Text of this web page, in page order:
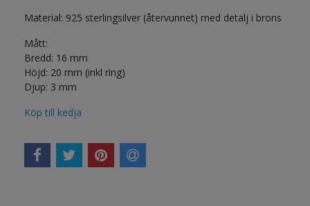
Material: 925 sterlingsilver (återvunnet) med detalj i brons
Mått:
Bredd: 16 mm
Höjd: 20 mm (inkl ring)
Djup: 3 mm
Köp till kedja